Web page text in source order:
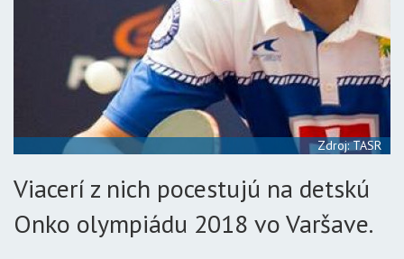
Zdroj: TASR
Viacerí z nich pocestujú na detskú
Onko olympiádu 2018 vo Varšave.